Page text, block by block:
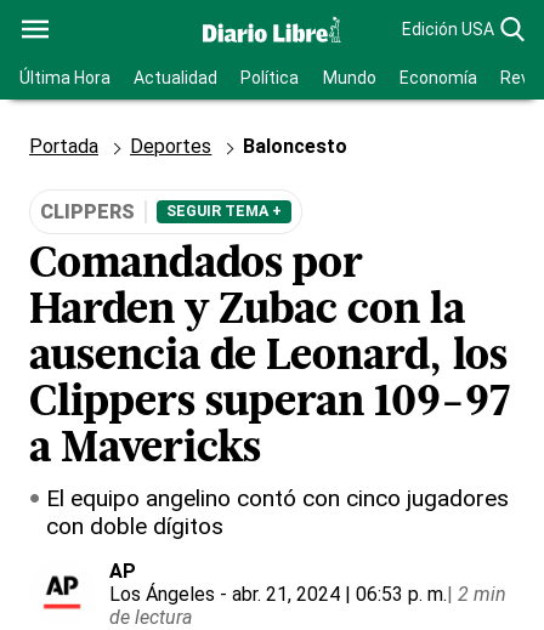
Edición USA
Última Hora Actualidad Política Mundo Economía
Portada Deportes Baloncesto
CLIPPERS SEGUIR TEMA +
Comandados por
Harden y Zubac con la
ausencia de Leonard, los
Clippers superan 109-97
a Mavericks
El equipo angelino contó con cinco jugadores
con doble dígitos
AP
Los Ángeles - abr. 21, 2024 | 06:53 p. m.| 2 min
de lectura